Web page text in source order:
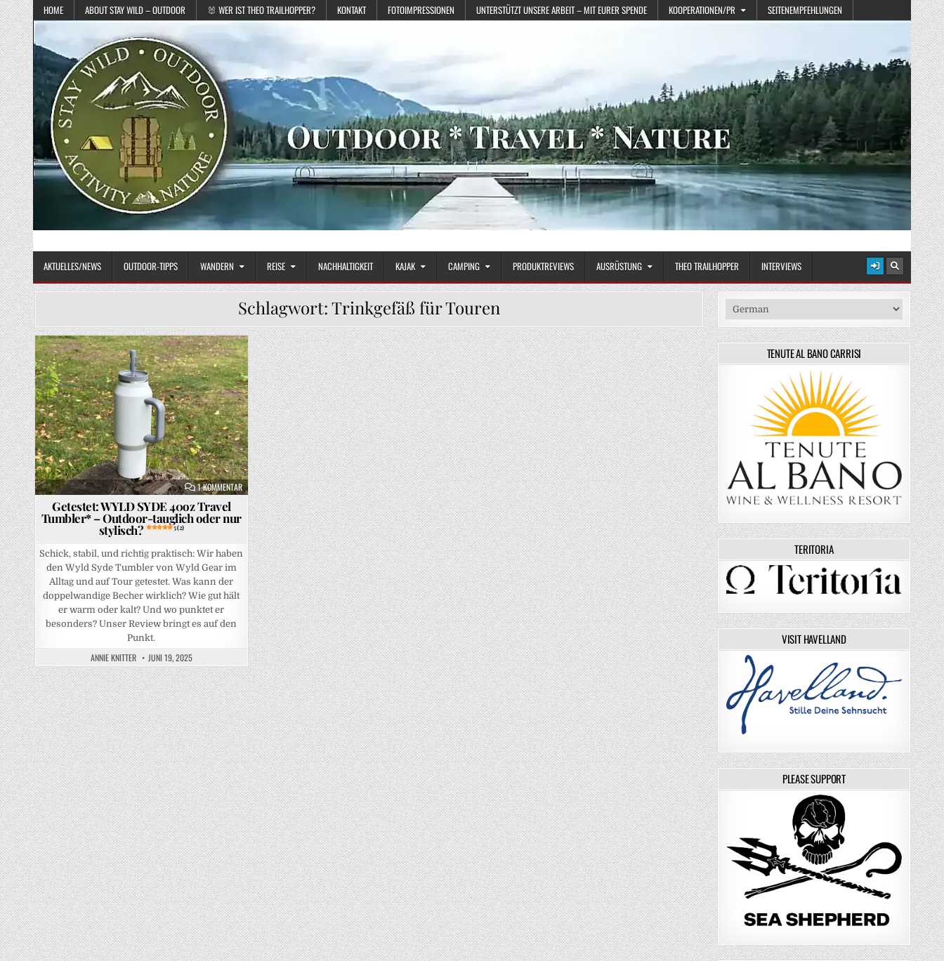
Skip to content
HOME ABOUT STAY WILD – OUTDOOR 🐰 WER IST THEO TRAILHOPPER? KONTAKT FOTOIMPRESSIONEN UNTERSTÜTZT UNSERE ARBEIT – MIT EURER SPENDE KOOPERATIONEN/PR SEITENEMPFEHLUNGEN
STAY WILD – OUTDOOR
AKTUELLES/NEWS OUTDOOR-TIPPS WANDERN REISE NACHHALTIGKEIT KAJAK CAMPING PRODUKTREVIEWS AUSRÜSTUNG THEO TRAILHOPPER INTERVIEWS
Schlagwort:Trinkgefäß für Touren
1 KOMMENTARZU GETESTET: WYLD SYDE 40OZ TRAVEL TUMBLER* – OUTDOOR-TAUGLICH ODER NUR STYLISCH? 5 (2)
Posted in
Getestet: WYLD SYDE 40oz Travel
Tumbler* – Outdoor-tauglich oder nur
stylisch? 5 (2)
Schick, stabil, und richtig praktisch: Wir haben
den Wyld Syde Tumbler von Wyld Gear im
Alltag und auf Tour getestet. Was kann der
doppelwandige Becher wirklich? Wie gut hält
er warm oder kalt? Und wo punktet er
besonders? Unser Review bringt es auf den
Punkt.
ANNIE KNITTER JUNI 19, 2025
TENUTE AL BANO CARRISI
TERITORIA
VISIT HAVELLAND
PLEASE SUPPORT